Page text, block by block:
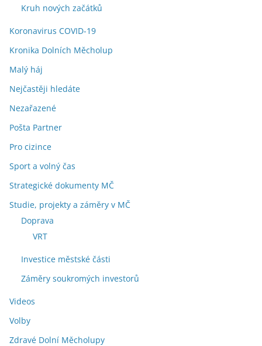
Kruh nových začátků
Koronavirus COVID-19
Kronika Dolních Měcholup
Malý háj
Nejčastěji hledáte
Nezařazené
Pošta Partner
Pro cizince
Sport a volný čas
Strategické dokumenty MČ
Studie, projekty a záměry v MČ
Doprava
VRT
Investice městské části
Záměry soukromých investorů
Videos
Volby
Zdravé Dolní Měcholupy